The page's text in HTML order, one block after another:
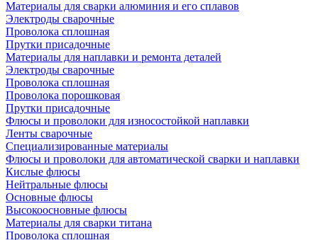
Материалы для сварки алюминия и его сплавов
Электроды сварочные
Проволока сплошная
Прутки присадочные
Материалы для наплавки и ремонта деталей
Электроды сварочные
Проволока сплошная
Проволока порошковая
Прутки присадочные
Флюсы и проволоки для износостойкой наплавки
Ленты сварочные
Специализированные материалы
Флюсы и проволоки для автоматической сварки и наплавки
Кислые флюсы
Нейтральные флюсы
Основные флюсы
Высокоосновные флюсы
Материалы для сварки титана
Проволока сплошная